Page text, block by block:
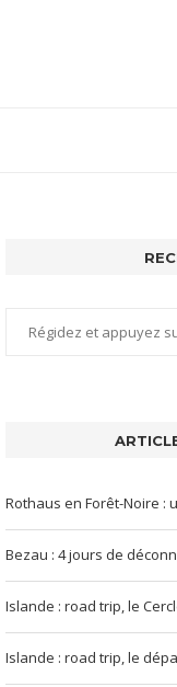
Rothaus en Forêt-Noire :
Bezau : 4 jours de
Islande : road trip, le
Islande : road trip, le